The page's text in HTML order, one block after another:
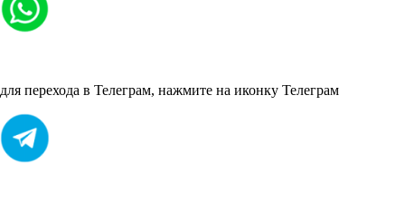
для перехода в Телеграм, нажмите на иконку Телеграм